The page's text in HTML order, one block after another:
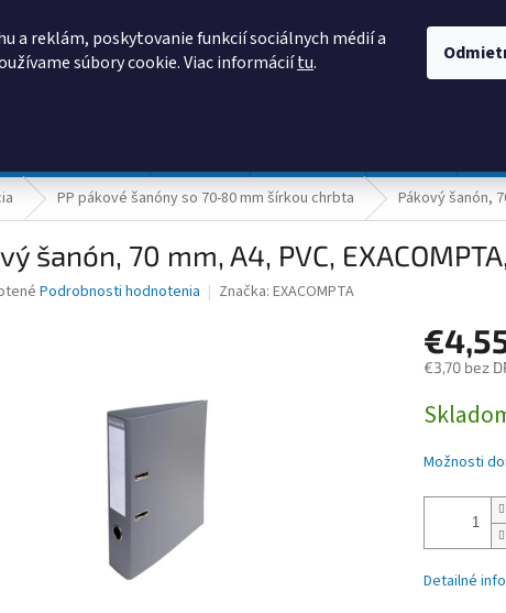
a reklám, poskytovanie funkcií sociálnych médií a
súbory cookie. Viac informáciítu.
PP pákové šanóny so 70-80 mm šírkou chrbta Pákový šanón,
šanón, 70 mm, A4, PVC,
Podrobnosti hodnotenia Značka: EXACOMPTA
€3,70 bez
cena:
Možnosti
Detailné